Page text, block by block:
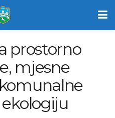
prostorno
mjesne
ekologiju